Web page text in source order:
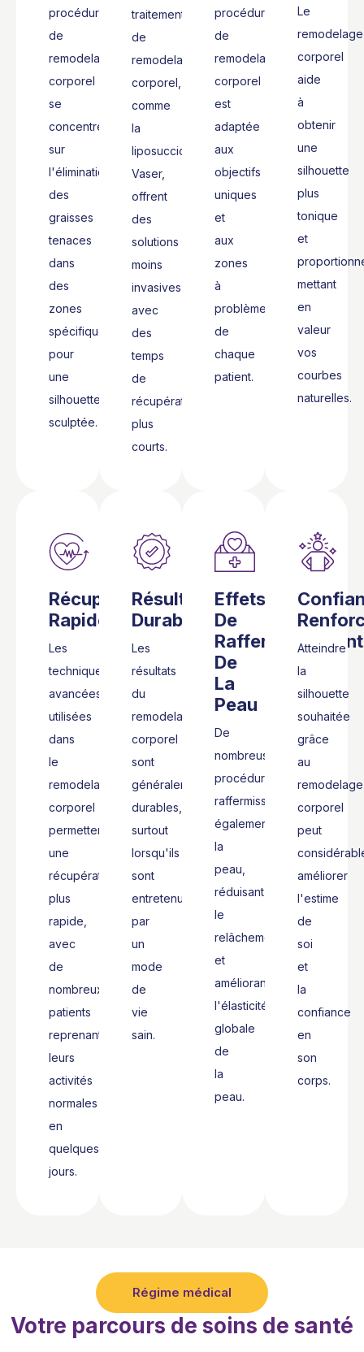
procédures
de
remodelage
corporel
se
concentrent
sur
l'élimination
des
graisses
tenaces
dans
des
zones
spécifiques
pour
une
silhouette
sculptée.
traitements
de
remodelage
corporel,
comme
la
liposuccion
Vaser,
offrent
des
solutions
moins
invasives
avec
des
temps
de
récupération
plus
courts.
procédure
de
remodelage
corporel
est
adaptée
aux
objectifs
uniques
et
aux
zones
à
problèmes
de
chaque
patient.
Le
remodelage
corporel
aide
à
obtenir
une
silhouette
plus
tonique
et
mettant
en
valeur
vos
courbes
naturelles.
Récupération
Rapide
Les
techniques
avancées
utilisées
dans
le
remodelage
corporel
permettent
une
récupération
plus
rapide,
avec
de
nombreux
patients
reprenant
leurs
activités
normales
en
quelques
jours.
Résultats
Durables
Les
résultats
du
remodelage
corporel
sont
généralement
durables,
surtout
lorsqu'ils
sont
entretenus
par
un
mode
de
vie
sain.
Effets
De
Raffermissement
De
La
Peau
De
nombreuses
procédures
raffermissent
également
la
peau,
réduisant
le
relâchement
et
améliorant
l'élasticité
globale
de
la
peau.
Atteindre
la
silhouette
souhaitée
grâce
au
remodelage
corporel
peut
améliorer
l'estime
de
soi
et
la
confiance
en
son
corps.
Régime médical
Votre parcours de soins de santé